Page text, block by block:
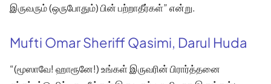
இருவரும் (ஒருபோதும்) பின் பற்றாதீர்கள்” என்று.
Mufti Omar Sheriff Qasimi, Darul Huda
“(மூஸாவே! ஹாரூனே!) உங்கள் இருவரின் பிரார்த்தனை